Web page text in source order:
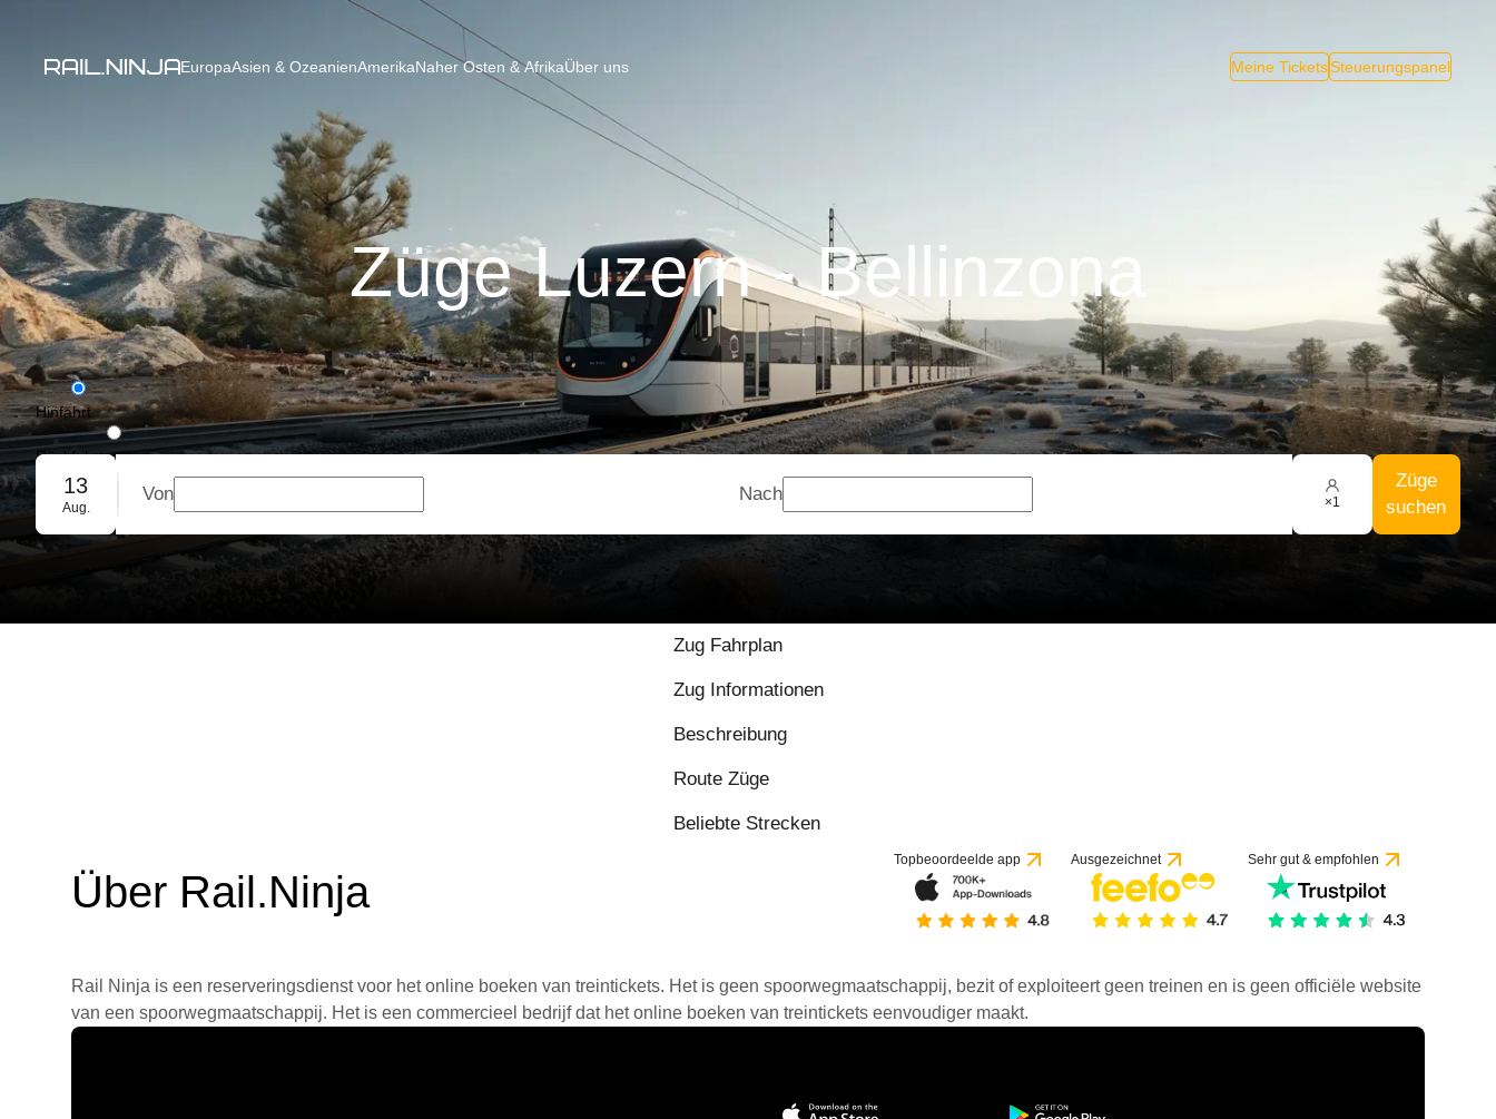
EuropaAsien & OzeanienAmerikaNaher Osten & AfrikaÜber uns Meine TicketsSteuerungspanel
Züge Luzern - Bellinzona
Hinfahrt
Rückfahrt
Gruppenbuchung
13
Aug.
Von Nach ×1
Züge
suchen
Zug Fahrplan
Zug Informationen
Beschreibung
Route Züge
Beliebte Strecken
Über Rail.Ninja
Topbeoordeelde app Ausgezeichnet Sehr gut & empfohlen
Rail Ninja is een reserveringsdienst voor het online boeken van treintickets. Het is geen spoorwegmaatschappij, bezit of exploiteert geen treinen en is geen officiële website
van een spoorwegmaatschappij. Het is een commercieel bedrijf dat het online boeken van treintickets eenvoudiger maakt.